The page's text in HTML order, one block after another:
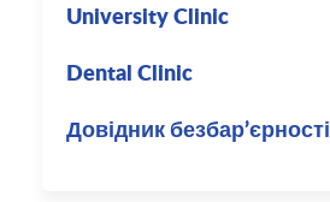
University Clinic
Dental Clinic
Довідник безбар’єрності